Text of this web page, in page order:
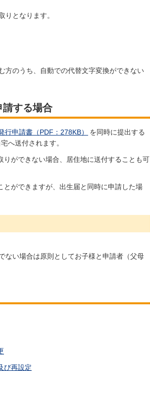
りとなります。
方のうち、自動での代替文字変換ができない
請する場合
申請書（PDF：278KB）
を同時に提出する
へ送付されます。
りができない場合、居住地に送付することも可
ができますが、出生届と同時に申請した場
ない場合は原則としてお子様と申請者（父母
び再設定